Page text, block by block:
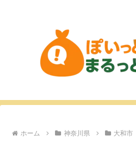
ホーム 神奈川県 大和市